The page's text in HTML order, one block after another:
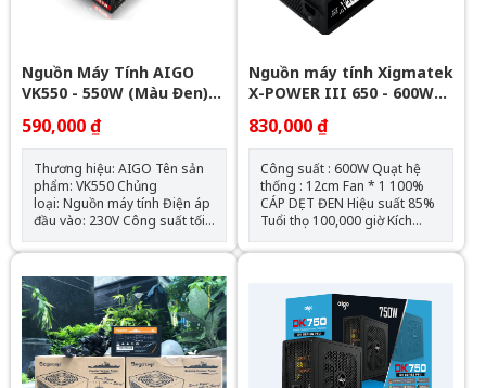
Nguồn Máy Tính AIGO
VK550 - 550W (Màu Đen)
Chính Hãng
590,000 ₫
Thương hiệu: AIGO Tên sản
phẩm: VK550 Chủng
loại: Nguồn máy tính Điện áp
đầu vào: 230V Công suất tối
đa: 500Wh Quạt: 120mm Kích
thước (CxRxD): 150mm x
140mm x 85mm Chiều dài
nguồn tối đa: 150mm Số
lượng cable kết nối: 1 x ATX
24-PIN (20+4) 1 x CPU 8-PIN
(4+4) 1 x PCIe 6+2 Pins 3 x
SATA (3 SATA) 3 x PERIPHERAL
(4-PIN)
Nguồn máy tính Xigmatek
X-POWER III 650 - 600W
830,000 ₫
Công suất : 600W Quạt hệ
thống : 12cm Fan * 1 100%
CÁP DẸT ĐEN Hiệu suất 85%
Tuổi thọ 100,000 giờ Kích
thước 150 x 85 x 140(mm)
Output: +12V 45A (540W)